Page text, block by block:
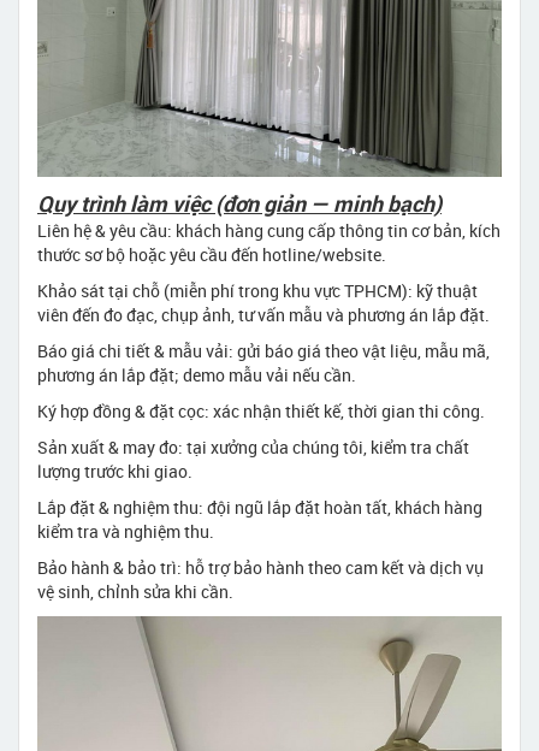
Quy trình làm việc (đơn giản — minh bạch)
Liên hệ & yêu cầu: khách hàng cung cấp thông tin cơ bản, kích
thước sơ bộ hoặc yêu cầu đến hotline/website.
Khảo sát tại chỗ (miễn phí trong khu vực TPHCM): kỹ thuật
viên đến đo đạc, chụp ảnh, tư vấn mẫu và phương án lắp đặt.
Báo giá chi tiết & mẫu vải: gửi báo giá theo vật liệu, mẫu mã,
phương án lắp đặt; demo mẫu vải nếu cần.
Ký hợp đồng & đặt cọc: xác nhận thiết kế, thời gian thi công.
Sản xuất & may đo: tại xưởng của chúng tôi, kiểm tra chất
lượng trước khi giao.
Lắp đặt & nghiệm thu: đội ngũ lắp đặt hoàn tất, khách hàng
kiểm tra và nghiệm thu.
Bảo hành & bảo trì: hỗ trợ bảo hành theo cam kết và dịch vụ
vệ sinh, chỉnh sửa khi cần.